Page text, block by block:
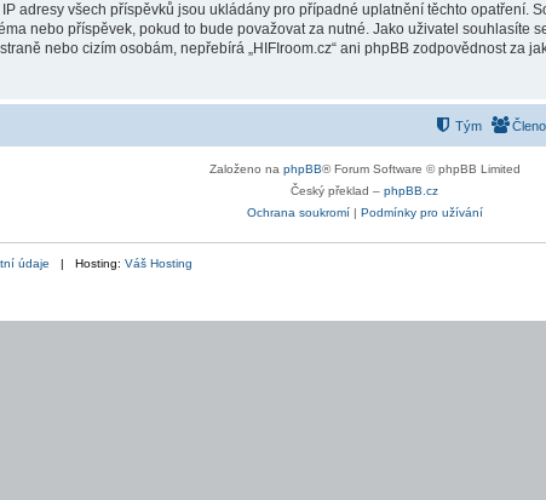
adresy všech příspěvků jsou ukládány pro případné uplatnění těchto opatření.
nebo příspěvek, pokud to bude považovat za nutné. Jako uživatel souhlasíte
nebo cizím osobám, nepřebírá „HIFIroom.cz“ ani phpBB zodpovědnost za
Tým
Založeno na phpBB® Forum Software © phpBB Limited
Český překlad – phpBB.cz
Ochrana soukromí| Podmínky pro užívání
údaje | Hosting: Váš Hosting